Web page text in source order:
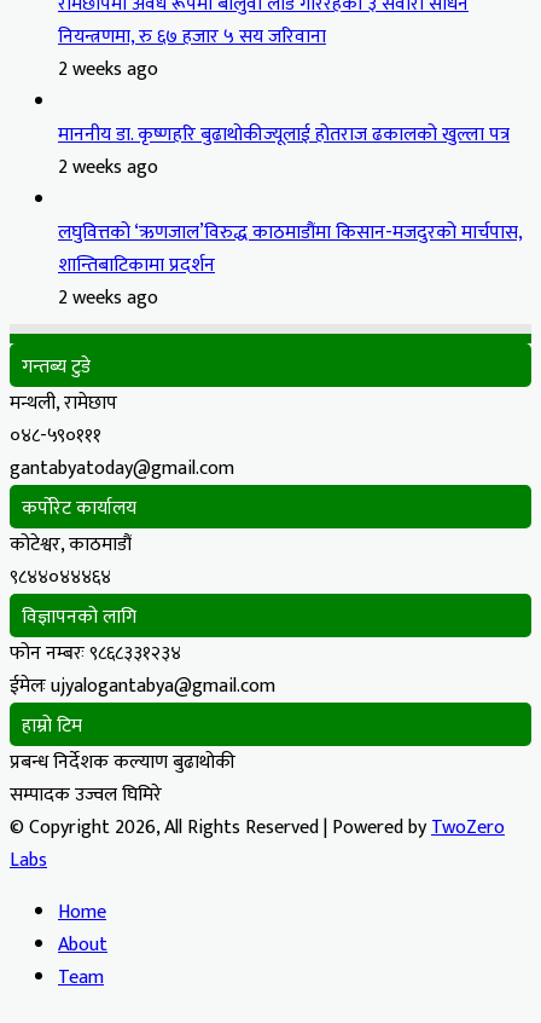
नियन्त्रणमा, रु ६७ हजार ५ सय जरिवाना
2 weeks ago
माननीय डा. कृष्णहरि बुढाथोकीज्यूलाई होतराज ढकालको खुल्ला पत्र
2 weeks ago
लघुवित्तको ‘ऋणजाल’विरुद्ध काठमाडौंमा किसान-मजदुरको मार्चपास,
शान्तिबाटिकामा प्रदर्शन
2 weeks ago
गन्तब्य टुडे
मन्थली, रामेछाप
०४८-५९०१११
gantabyatoday@gmail.com
कर्पोरेट कार्यालय
कोटेश्वर, काठमाडौं
९८४४०४४४६४
विज्ञापनको लागि
फोन नम्बरः ९८६८३३१२३४
ईमेलः ujyalogantabya@gmail.com
हाम्रो टिम
प्रबन्ध निर्देशक कल्याण बुढाथोकी
सम्पादक उज्वल घिमिरे
© Copyright 2026, All Rights Reserved | Powered byTwoZero
Labs
Home
About
Team